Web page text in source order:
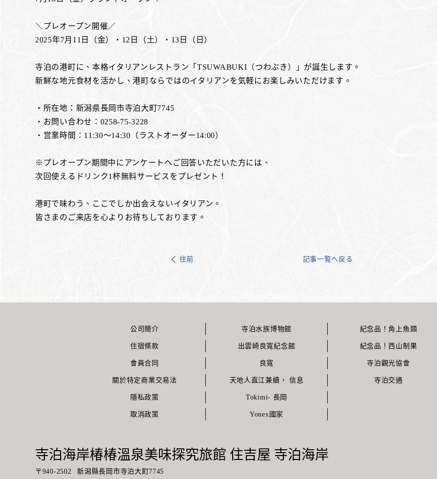
＼プレオープン開催／
2025年7月11日（金）・12日（土）・13日（日）
寺泊の港町に、本格イタリアンレストラン「TSUWABUKI（つわぶき）」が誕生します。
新鮮な地元食材を活かし、港町ならではのイタリアンを気軽にお楽しみいただけます。
・所在地：新潟県長岡市寺泊大町7745
・お問い合わせ：0258-75-3228
・営業時間：11:30～14:30（ラストオーダー14:00）
※プレオープン期間中にアンケートへご回答いただいた方には、
次回使えるドリンク1杯無料サービスをプレゼント！
港町で味わう、ここでしか出会えないイタリアン。
皆さまのご来店を心よりお待ちしております。
往前 記事一覧へ戻る
公司簡介
住宿條款
會員合同
關於特定商業交易法
隱私政策
取消政策
寺泊水族博物館
出雲崎良寬紀念館
良寬
天地人直江兼續， 信息
Tokimi- 長岡
Yonex國家
紀念品！角上魚類
紀念品！西山制果
寺泊觀光協會
寺泊交通
寺泊海岸椿椿溫泉美味探究旅館 住吉屋 寺泊海岸
〒 940-2502 新潟縣長岡市寺泊大町7745